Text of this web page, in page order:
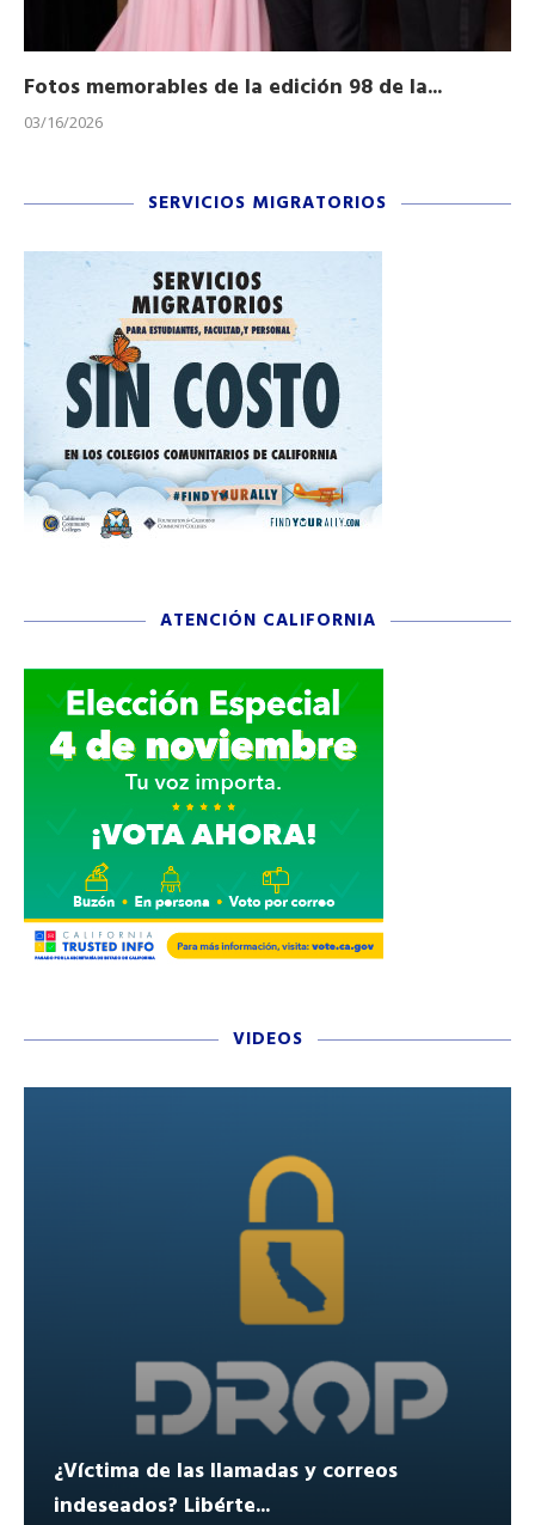
Fotos memorables de la edición 98 de la...
03/16/2026
SERVICIOS MIGRATORIOS
ATENCIÓN CALIFORNIA
VIDEOS
¿Víctima de las llamadas y correos
indeseados? Libérte...